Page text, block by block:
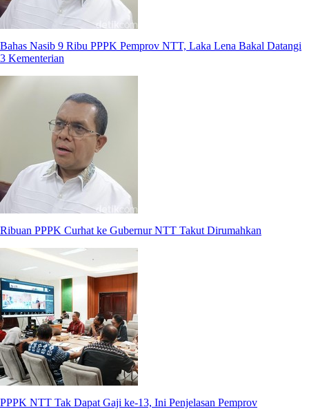
Bahas Nasib 9 Ribu PPPK Pemprov NTT, Laka Lena Bakal Datangi
3 Kementerian
Ribuan PPPK Curhat ke Gubernur NTT Takut Dirumahkan
PPPK NTT Tak Dapat Gaji ke-13, Ini Penjelasan Pemprov